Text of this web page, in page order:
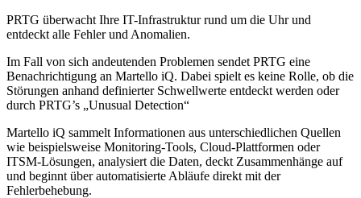
PRTG überwacht Ihre IT-Infrastruktur rund um die Uhr und
entdeckt alle Fehler und Anomalien.
Im Fall von sich andeutenden Problemen sendet PRTG eine
Benachrichtigung an Martello iQ. Dabei spielt es keine Rolle, ob die
Störungen anhand definierter Schwellwerte entdeckt werden oder
durch PRTG’s „Unusual Detection“
Martello iQ sammelt Informationen aus unterschiedlichen Quellen
wie beispielsweise Monitoring-Tools, Cloud-Plattformen oder
ITSM-Lösungen, analysiert die Daten, deckt Zusammenhänge auf
und beginnt über automatisierte Abläufe direkt mit der
Fehlerbehebung.